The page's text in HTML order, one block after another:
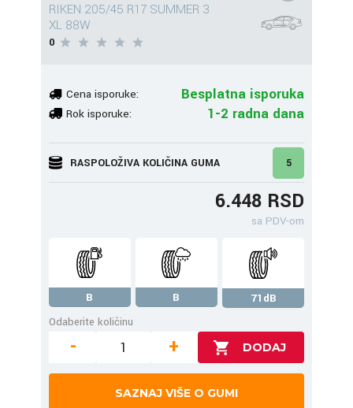
RIKEN 205/45 R17 SUMMER 3
XL 88W
0
Cena isporuke: Besplatna isporuka
Rok isporuke: 1-2 radna dana
RASPOLOŽIVA KOLIČINA GUMA 5
6.448 RSD
sa PDV-om
B B
71dB
Odaberite količinu
- +
SAZNAJ VIŠE O GUMI